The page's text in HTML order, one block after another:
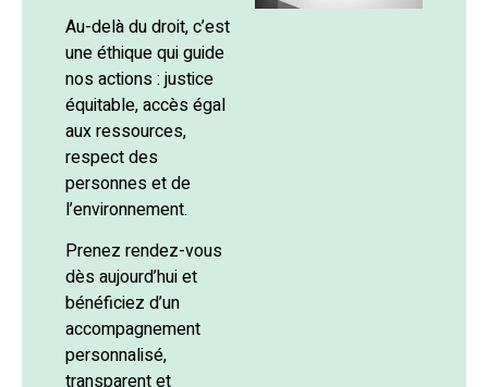
Au-delà du droit, c’est
une éthique qui guide
nos actions : justice
équitable, accès égal
aux ressources,
respect des
personnes et de
l’environnement.
Prenez rendez-vous
dès aujourd’hui et
bénéficiez d’un
accompagnement
personnalisé,
transparent et